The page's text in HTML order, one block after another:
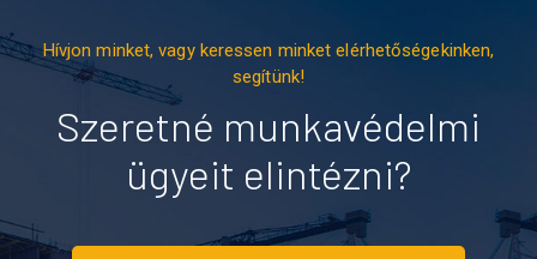
Hívjon minket, vagy keressen minket elérhetőségekinken,
segítünk!
Szeretné munkavédelmi
ügyeit elintézni?